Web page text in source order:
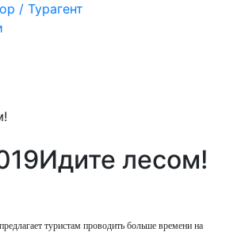
/ Турагент
Идите лесом!
туристам проводить больше времени на